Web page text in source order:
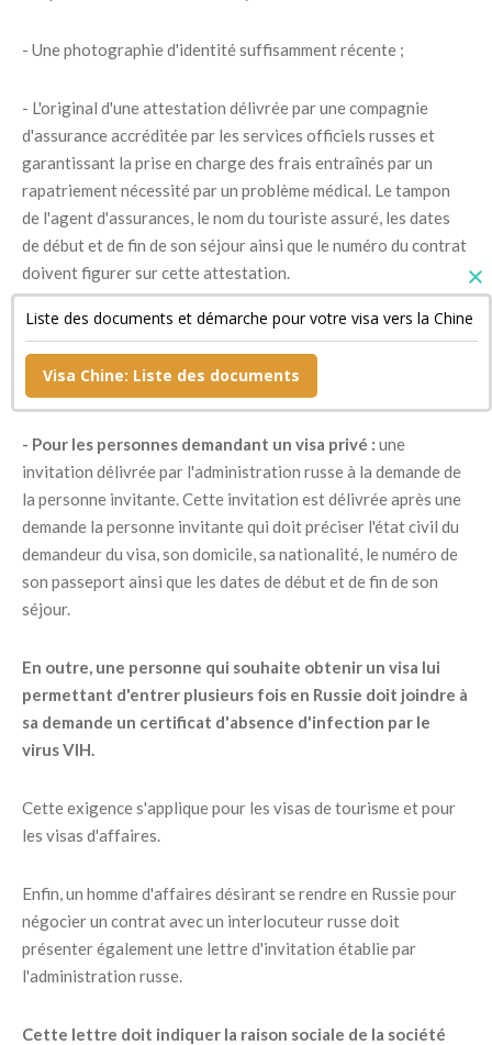
- Une photographie d'identité suffisamment récente ;
- L'original d'une attestation délivrée par une compagnie
d'assurance accréditée par les services officiels russes et
garantissant la prise en charge des frais entraînés par un
rapatriement nécessité par un problème médical. Le tampon
de l'agent d'assurances, le nom du touriste assuré, les dates
de début et de fin de son séjour ainsi que le numéro du contrat
doivent figurer sur cette attestation.
- Un document confirmant la réservation de sa chambre
d'hôtel si son séjour est bref ainsi qu'une copie de son billet de
retour ;
- Pour les personnes demandant un visa privé : une
invitation délivrée par l'administration russe à la demande de
la personne invitante. Cette invitation est délivrée après une
demande la personne invitante qui doit préciser l'état civil du
demandeur du visa, son domicile, sa nationalité, le numéro de
son passeport ainsi que les dates de début et de fin de son
séjour.
En outre, une personne qui souhaite obtenir un visa lui
permettant d'entrer plusieurs fois en Russie doit joindre à
sa demande un certificat d'absence d'infection par le
virus VIH.
Cette exigence s'applique pour les visas de tourisme et pour
les visas d'affaires.
Enfin, un homme d'affaires désirant se rendre en Russie pour
négocier un contrat avec un interlocuteur russe doit
présenter également une lettre d'invitation établie par
l'administration russe.
Cette lettre doit indiquer la raison sociale de la société
Liste des documents et démarche pour votre visa vers la Chine
Visa Chine: Liste des documents